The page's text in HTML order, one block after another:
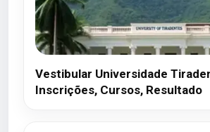
Vestibular Universidade
Inscrições, Cursos, Resultado